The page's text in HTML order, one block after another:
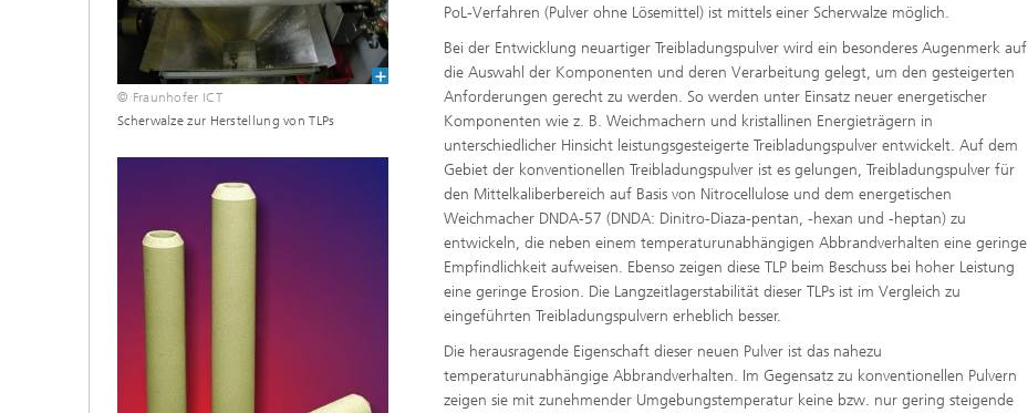
© Fraunhofer ICT
Scherwalze zur Herstellung von TLPs
PoL-Verfahren (Pulver ohne Lösemittel) ist mittels einer Scherwalze möglich.
Bei der Entwicklung neuartiger Treibladungspulver wird ein besonderes Augenmerk auf
die Auswahl der Komponenten und deren Verarbeitung gelegt, um den gesteigerten
Anforderungen gerecht zu werden. So werden unter Einsatz neuer energetischer
Komponenten wie z. B. Weichmachern und kristallinen Energieträgern in
unterschiedlicher Hinsicht leistungsgesteigerte Treibladungspulver entwickelt. Auf dem
Gebiet der konventionellen Treibladungspulver ist es gelungen, Treibladungspulver für
den Mittelkaliberbereich auf Basis von Nitrocellulose und dem energetischen
Weichmacher DNDA-57 (DNDA: Dinitro-Diaza-pentan, -hexan und -heptan) zu
entwickeln, die neben einem temperaturunabhängigen Abbrandverhalten eine geringe
Empfindlichkeit aufweisen. Ebenso zeigen diese TLP beim Beschuss bei hoher Leistung
eine geringe Erosion. Die Langzeitlagerstabilität dieser TLPs ist im Vergleich zu
eingeführten Treibladungspulvern erheblich besser.
Die herausragende Eigenschaft dieser neuen Pulver ist das nahezu
temperaturunabhängige Abbrandverhalten. Im Gegensatz zu konventionellen Pulvern
zeigen sie mit zunehmender Umgebungstemperatur keine bzw. nur gering steigende